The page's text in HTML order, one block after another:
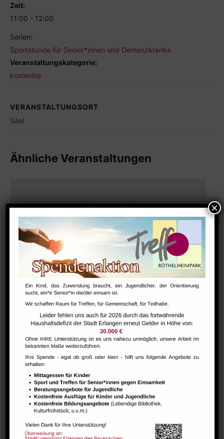
Zeit:
11:00 - 12:00
Serien:
Sportstunde für Senior*innen und Demenzkranke
Veranstaltungskategorie:
kostenlos
VERANSTALTUNGSORT
Saal
Ähnliche Veranstaltungen
Bharathanatiyam Kindertanzgruppe
August 9 @ 10:00 - 12:00